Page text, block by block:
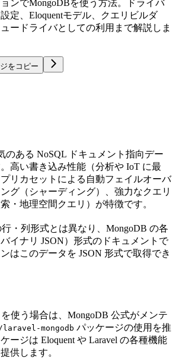
ンでMongoDBを使う方法。ドライバ
定、Eloquentモデル、クエリビルダ
ードライバとしての利用まで解説しま
をコピー
のある NoSQL ドキュメント指向デー
高い書き込み性能（分析や IoT に最
リカセットによる自動フェイルオーバ
グ（シャーディング）、強力なクエリ
・地理空間クエリ）が特徴です。
・列形式とは異なり、MongoDB の各
イナリ JSON）形式のドキュメントで
はこのデータを JSON 形式で取得でき
使う場合は、MongoDB 公式がメンテ
laravel-mongodb パッケージの使用を推
ージは Eloquent や Laravel の各種機能
供します。